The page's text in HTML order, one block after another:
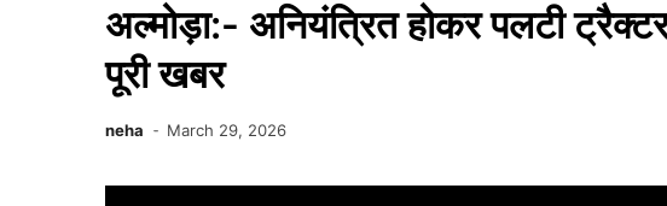
अल्मोड़ा:- अनियंत्रित होकर पलटी
पूरी खबर
neha March 29, 2026